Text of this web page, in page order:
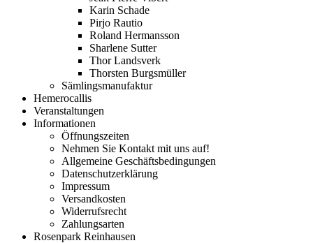
Karin Schade
Pirjo Rautio
Roland Hermansson
Sharlene Sutter
Thor Landsverk
Thorsten Burgsmüller
Sämlingsmanufaktur
Hemerocallis
Veranstaltungen
Informationen
Öffnungszeiten
Nehmen Sie Kontakt mit uns auf!
Allgemeine Geschäftsbedingungen
Datenschutzerklärung
Impressum
Versandkosten
Widerrufsrecht
Zahlungsarten
Rosenpark Reinhausen